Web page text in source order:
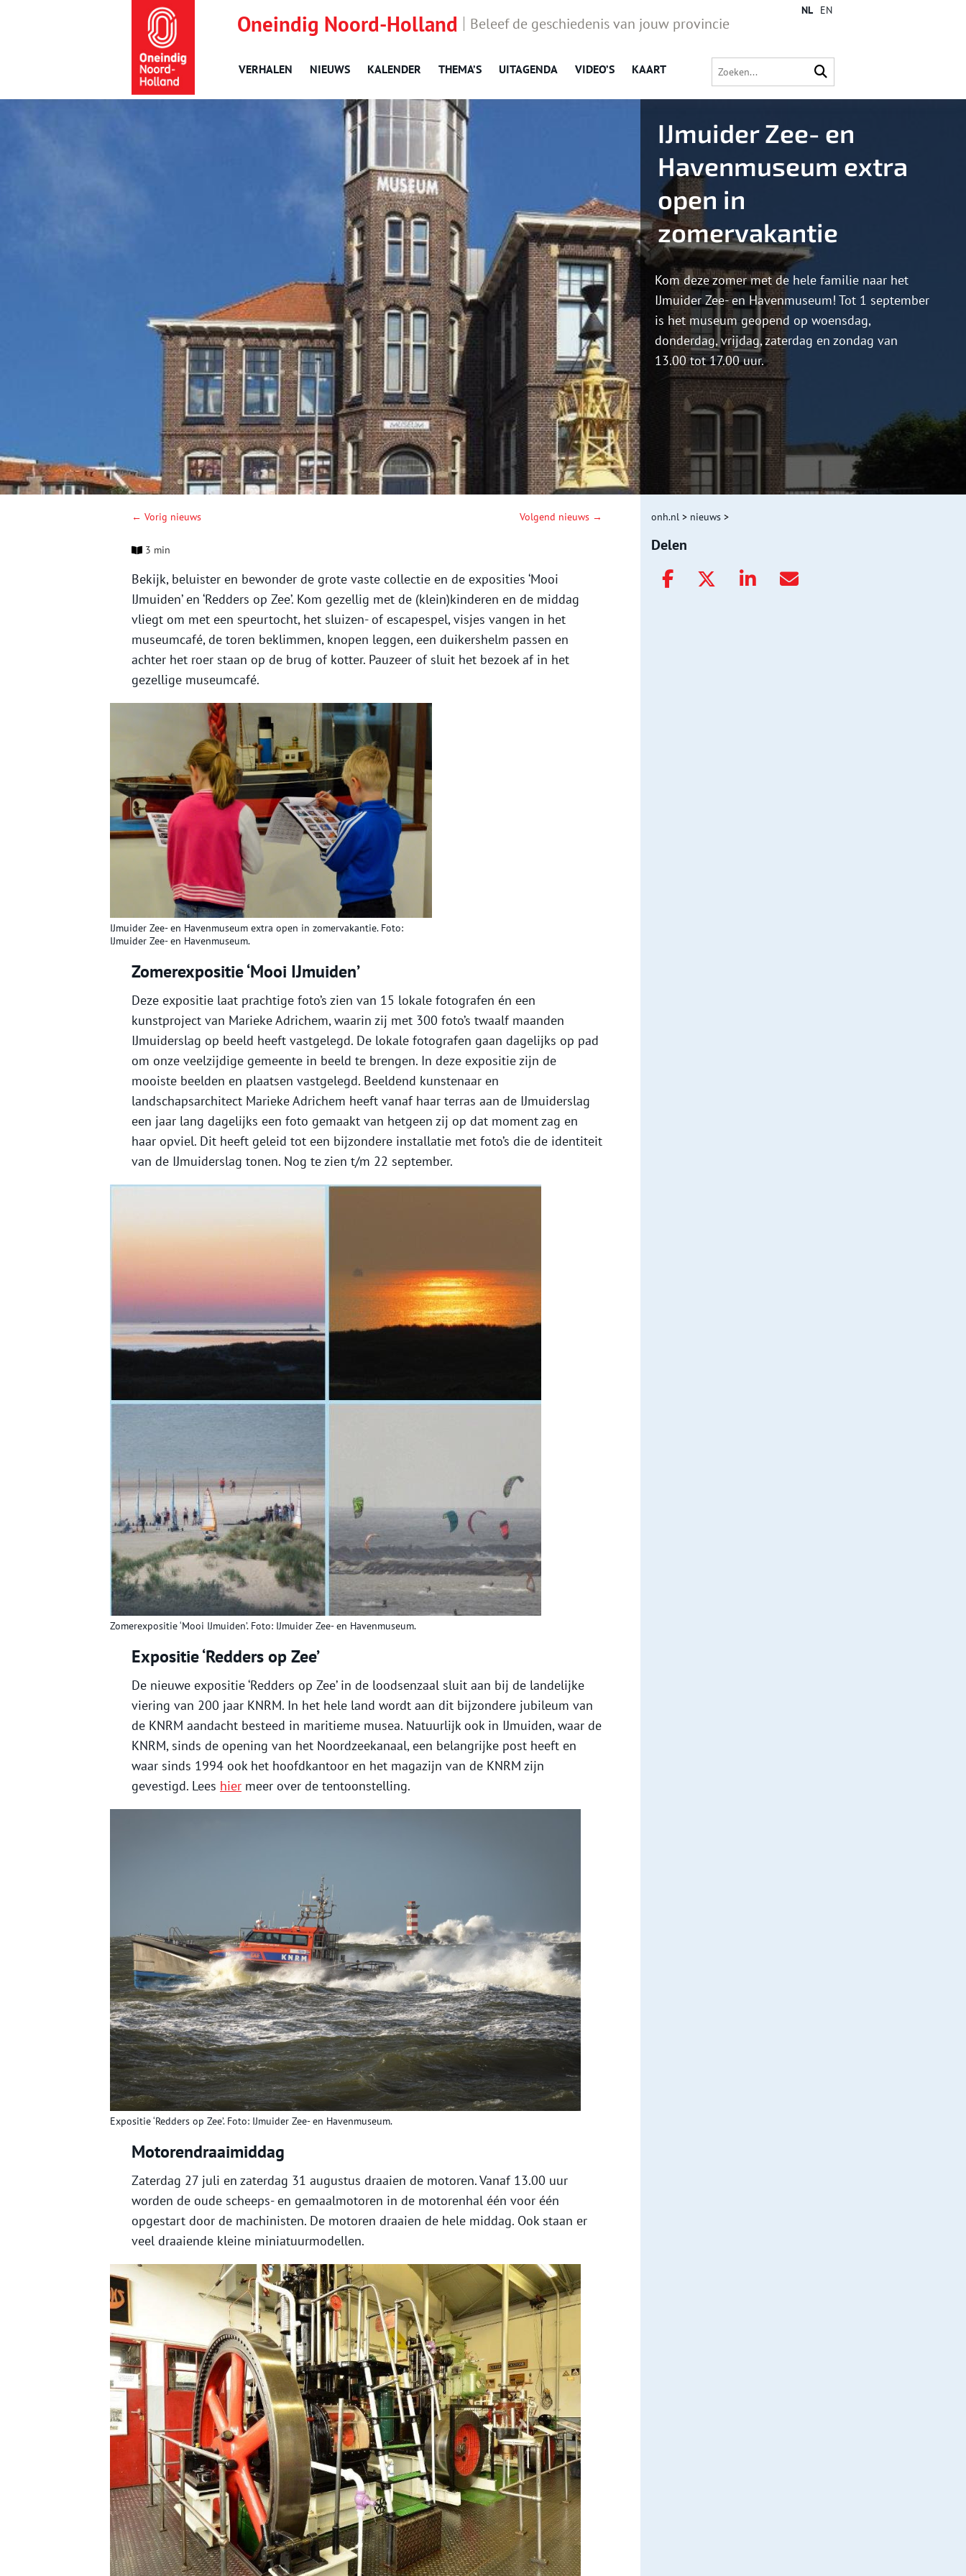
Oneindig Noord-Holland Beleef de geschiedenis van jouw provincie
VERHALEN NIEUWS KALENDER THEMA’S UITAGENDA VIDEO’S KAART
NL EN
IJmuider Zee- en
Havenmuseum extra
open in
zomervakantie
Kom deze zomer met de hele familie naar het
IJmuider Zee- en Havenmuseum! Tot 1 september
is het museum geopend op woensdag,
donderdag, vrijdag, zaterdag en zondag van
13.00 tot 17.00 uur.
← Vorig nieuws Volgend nieuws →
3 min
Bekijk, beluister en bewonder de grote vaste collectie en de exposities ‘Mooi
IJmuiden’ en ‘Redders op Zee’. Kom gezellig met de (klein)kinderen en de middag
vliegt om met een speurtocht, het sluizen- of escapespel, visjes vangen in het
museumcafé, de toren beklimmen, knopen leggen, een duikershelm passen en
achter het roer staan op de brug of kotter. Pauzeer of sluit het bezoek af in het
gezellige museumcafé.
IJmuider Zee- en Havenmuseum extra open in zomervakantie. Foto:
IJmuider Zee- en Havenmuseum.
Zomerexpositie ‘Mooi IJmuiden’
Deze expositie laat prachtige foto’s zien van 15 lokale fotografen én een
kunstproject van Marieke Adrichem, waarin zij met 300 foto’s twaalf maanden
IJmuiderslag op beeld heeft vastgelegd. De lokale fotografen gaan dagelijks op pad
om onze veelzijdige gemeente in beeld te brengen. In deze expositie zijn de
mooiste beelden en plaatsen vastgelegd. Beeldend kunstenaar en
landschapsarchitect Marieke Adrichem heeft vanaf haar terras aan de IJmuiderslag
een jaar lang dagelijks een foto gemaakt van hetgeen zij op dat moment zag en
haar opviel. Dit heeft geleid tot een bijzondere installatie met foto’s die de identiteit
van de IJmuiderslag tonen. Nog te zien t/m 22 september.
Zomerexpositie ‘Mooi IJmuiden’. Foto: IJmuider Zee- en Havenmuseum.
Expositie ‘Redders op Zee’
De nieuwe expositie ‘Redders op Zee’ in de loodsenzaal sluit aan bij de landelijke
viering van 200 jaar KNRM. In het hele land wordt aan dit bijzondere jubileum van
de KNRM aandacht besteed in maritieme musea. Natuurlijk ook in IJmuiden, waar de
KNRM, sinds de opening van het Noordzeekanaal, een belangrijke post heeft en
waar sinds 1994 ook het hoofdkantoor en het magazijn van de KNRM zijn
gevestigd. Lees hier meer over de tentoonstelling.
Expositie ‘Redders op Zee’. Foto: IJmuider Zee- en Havenmuseum.
Motorendraaimiddag
Zaterdag 27 juli en zaterdag 31 augustus draaien de motoren. Vanaf 13.00 uur
worden de oude scheeps- en gemaalmotoren in de motorenhal één voor één
opgestart door de machinisten. De motoren draaien de hele middag. Ook staan er
veel draaiende kleine miniatuurmodellen.
onh.nl > nieuws >
Delen